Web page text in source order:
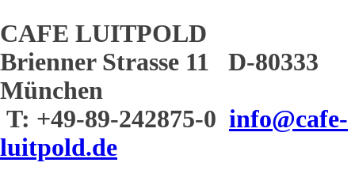
CAFE LUITPOLD
Brienner Strasse 11 D-80333
München
T: +49-89-242875-0 info@cafe-
luitpold.de